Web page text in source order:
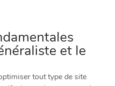
et le
tout type de site